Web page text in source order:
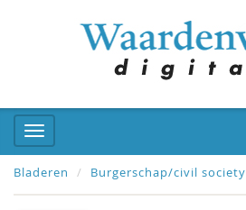
Bladeren Burgerschap/civil society